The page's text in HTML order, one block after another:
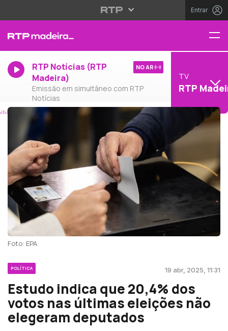
Entrar
RTP Notícias (RTP
Madeira)
Emissão em simultâneo com RTP
Notícias
NO AR
TV
RTP
Foto: EPA
POLÍTICA 19 abr, 2025, 11:31
Estudo indica que 20,4% dos
votos nas últimas eleições não
elegeram deputados